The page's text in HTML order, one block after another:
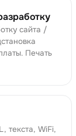
сайта /
Печать
текста, WiFi,